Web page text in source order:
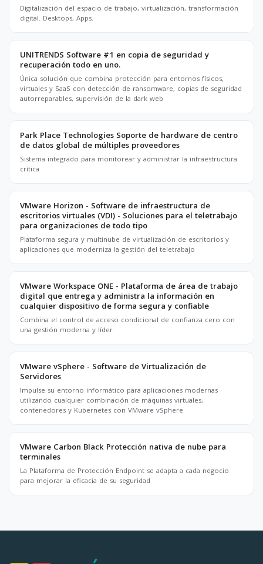
Digitalización del espacio de trabajo, virtualización, transformación
digital. Desktops, Apps.
UNITRENDS Software #1 en copia de seguridad y
recuperación todo en uno.
Única solución que combina protección para entornos físicos,
virtuales y SaaS con detección de ransomware, copias de seguridad
autorreparables, supervisión de la dark web
Park Place Technologies Soporte de hardware de centro
de datos global de múltiples proveedores
Sistema integrado para monitorear y administrar la infraestructura
crítica
VMware Horizon - Software de infraestructura de
escritorios virtuales (VDI) - Soluciones para el teletrabajo
para organizaciones de todo tipo
Plataforma segura y multinube de virtualización de escritorios y
aplicaciones que moderniza la gestión del teletrabajo
VMware Workspace ONE - Plataforma de área de trabajo
digital que entrega y administra la información en
cualquier dispositivo de forma segura y confiable
Combina el control de acceso condicional de confianza cero con
una gestión moderna y líder
VMware vSphere - Software de Virtualización de
Servidores
Impulse su entorno informático para aplicaciones modernas
utilizando cualquier combinación de máquinas virtuales,
contenedores y Kubernetes con VMware vSphere
VMware Carbon Black Protección nativa de nube para
terminales
La Plataforma de Protección Endpoint se adapta a cada negocio
para mejorar la eficacia de su seguridad